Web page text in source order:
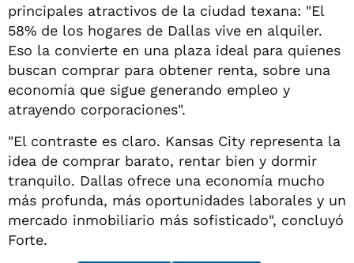
principales atractivos de la ciudad texana: "El
58% de los hogares de Dallas vive en alquiler.
Eso la convierte en una plaza ideal para quienes
buscan comprar para obtener renta, sobre una
economía que sigue generando empleo y
atrayendo corporaciones".
"El contraste es claro. Kansas City representa la
idea de comprar barato, rentar bien y dormir
tranquilo. Dallas ofrece una economía mucho
más profunda, más oportunidades laborales y un
mercado inmobiliario más sofisticado", concluyó
Forte.